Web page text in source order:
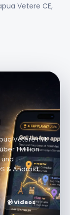
Vetere CE,
Vetere mit
1 Million
& Android.
📹 Videos